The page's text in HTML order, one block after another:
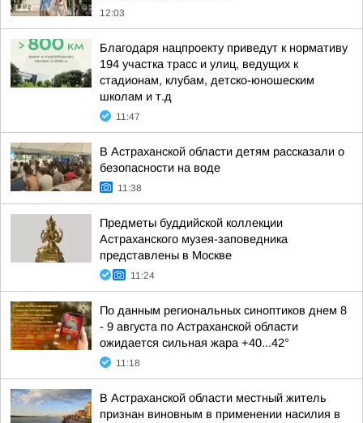
12:03
Благодаря нацпроекту приведут к нормативу
194 участка трасс и улиц, ведущих к
стадионам, клубам, детско-юношеским
школам и т.д
11:47
В Астраханской области детям рассказали о
безопасности на воде
11:38
Предметы буддийской коллекции
Астраханского музея-заповедника
представлены в Москве
11:24
По данным региональных синоптиков днем 8
- 9 августа по Астраханской области
ожидается сильная жара +40...42°
11:18
В Астраханской области местный житель
признан виновным в применении насилия в